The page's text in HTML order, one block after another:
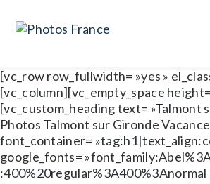
[vc_row row_fullwidth= »yes »
[vc_column][vc_empty_space
[vc_custom_heading text= »Talmont
Photos Talmont sur Gironde
font_container=
google_fonts=
:400%20regular%3A400%3Anormal